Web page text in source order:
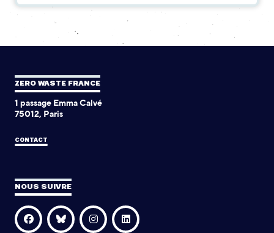
ZERO WASTE FRANCE
1 passage Emma Calvé
75012, Paris
CONTACT
NOUS SUIVRE